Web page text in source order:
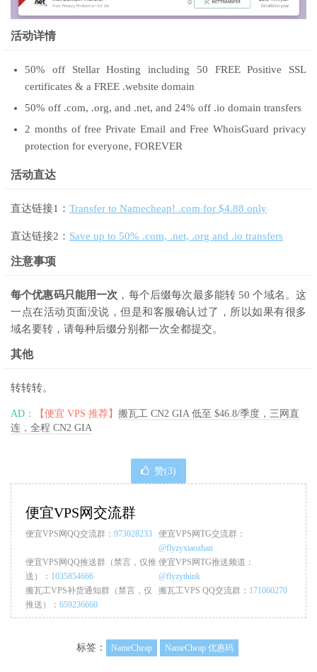
活动详情
50% off Stellar Hosting including 50 FREE Positive SSL
certificates & a FREE .website domain
50% off .com, .org, and .net, and 24% off .io domain transfers
2 months of free Private Email and Free WhoisGuard privacy
protection for everyone, FOREVER
活动直达
直达链接1： Transfer to Namecheap! .com for $4.88 only
直达链接2： Save up to 50% .com, .net, .org and .io transfers
注意事项
每个优惠码只能用一次 ，每个后缀每次最多能转 50 个域名。这
一点在活动页面没说，但是和客服确认过了，所以如果有很多
域名要转，请每种后缀分别都一次全都提交。
其他
转转转。
AD： 【便宜 VPS 推荐】 搬瓦工 CN2 GIA 低至 $46.8/季度，三网直
连，全程 CN2 GIA
赞(3)
便宜VPS网交流群
便宜VPS网QQ交流群： 973028233
便宜VPS网TG交流群：
@flyzyxiaozhan
便宜VPS网QQ推送群（禁言，仅推
送）： 1035854666
便宜VPS网TG推送频道：
@flyzythink
搬瓦工VPS补货通知群（禁言，仅
推送）： 659236660
搬瓦工VPS QQ交流群： 171060270
标签： NameCheap NameCheap 优惠码